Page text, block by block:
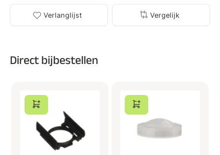
Verlanglijst Vergelijk
Direct bijbestellen